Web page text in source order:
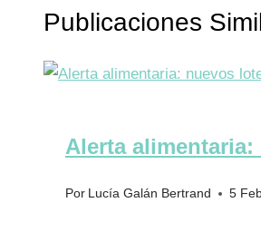
Publicaciones
Alerta
Por Lucía Galán Bertrand 5